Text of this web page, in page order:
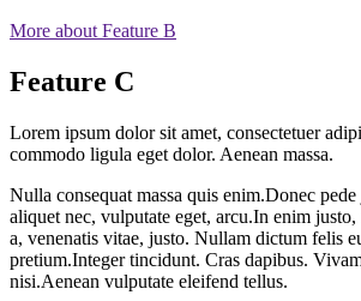
More about Feature B
Feature C
Lorem ipsum dolor sit amet, consectetuer
commodo ligula eget dolor. Aenean massa.
Nulla consequat massa quis enim.Donec
aliquet nec, vulputate eget, arcu.In enim
a, venenatis vitae, justo. Nullam dictum felis
pretium.Integer tincidunt. Cras dapibus.
nisi.Aenean vulputate eleifend tellus.